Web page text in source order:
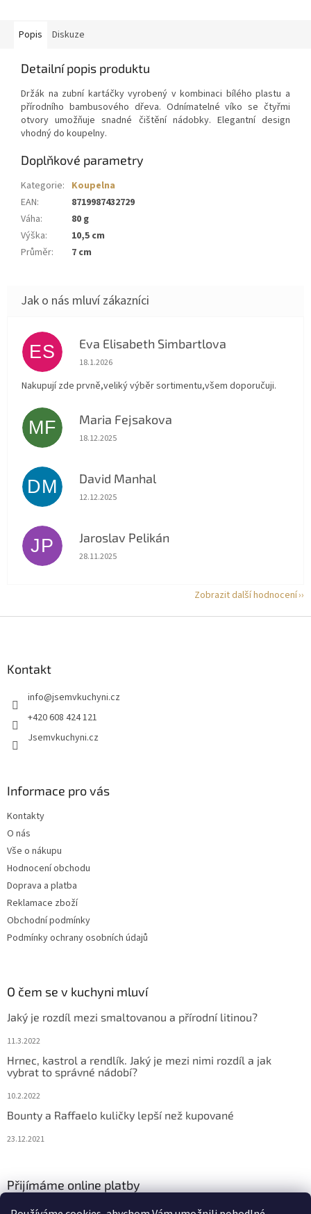
Popis Diskuze
Detailní popis produktu
Držák na zubní kartáčky vyrobený v kombinaci bílého plastu a
přírodního bambusového dřeva. Odnímatelné víko se čtyřmi
otvory umožňuje snadné čištění nádobky. Elegantní design
vhodný do koupelny.
Doplňkové parametry
Kategorie: Koupelna
EAN:
8719987432729
Váha:
80 g
Výška:
10,5 cm
Průměr: 7 cm
ES Eva Elisabeth Simbartlova
Hodnocení obchodu je 5 z 5 hvězdiček.
18.1.2026
Nakupují zde prvně,veliký výběr sortimentu,všem doporučuji.
MF Maria Fejsakova
Hodnocení obchodu je 5 z 5 hvězdiček.
18.12.2025
DM David Manhal
Hodnocení obchodu je 5 z 5 hvězdiček.
12.12.2025
JP Jaroslav Pelikán
Hodnocení obchodu je 5 z 5 hvězdiček.
28.11.2025
Zobrazit další hodnocení
Kontakt
info@jsemvkuchyni.cz
+420 608 424 121
Jsemvkuchyni.cz
Informace pro vás
Kontakty
O nás
Vše o nákupu
Hodnocení obchodu
Doprava a platba
Reklamace zboží
Obchodní podmínky
Podmínky ochrany osobních údajů
O čem se v kuchyni mluví
Jaký je rozdíl mezi smaltovanou a přírodní litinou?
11.3.2022
Hrnec, kastrol a rendlík. Jaký je mezi nimi rozdíl a jak
vybrat to správné nádobí?
10.2.2022
Bounty a Raffaelo kuličky lepší než kupované
23.12.2021
Přijímáme online platby